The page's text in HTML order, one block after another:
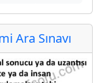
Ara Sınavı